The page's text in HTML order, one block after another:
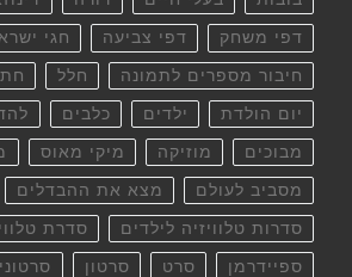
דפי משחק דפי צביעה חגי
חיבור מספרים לתמונה חלל
יום הולדת ילדים כלבים
מבוכים מוזיקה מיקי מאוס
מסביב לעולם מצא את ההבדלים
סדרות טלוויזיה לילדים סדרת
ספיידרמן סרט סרטון